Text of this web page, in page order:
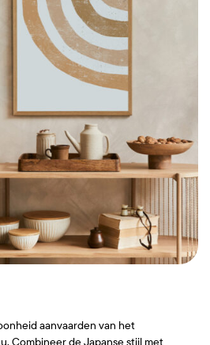
aanvaarden van het
Combineer de Japanse stijl met